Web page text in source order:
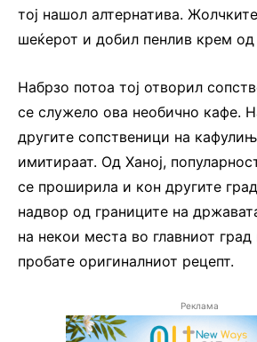
тој нашол алтернатива.
шеќерот и добил пенлив крем од
Набрзо потоа тој отворил
се служело ова необично кафе.
другите сопственици на
имитираат. Од Ханој,
се проширила и кон другите
надвор од границите на
на некои места во главниот
пробате оригиналниот рецепт.
Реклама